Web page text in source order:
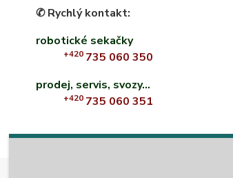
✆ Rychlý kontakt:
robotické sekačky
+420 735 060 350
prodej, servis, svozy...
+420 735 060 351